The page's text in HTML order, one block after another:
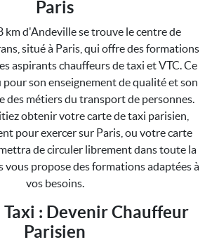
Paris
km d'Andeville se trouve le centre de
situé à Paris, qui offre des formations
aspirants chauffeurs de taxi et VTC. Ce
son enseignement de qualité et son
des métiers du transport de personnes.
obtenir votre carte de taxi parisien,
pour exercer sur Paris, ou votre carte
de circuler librement dans toute la
vous propose des formations adaptées à
vos besoins.
Taxi : Devenir Chauffeur
Parisien